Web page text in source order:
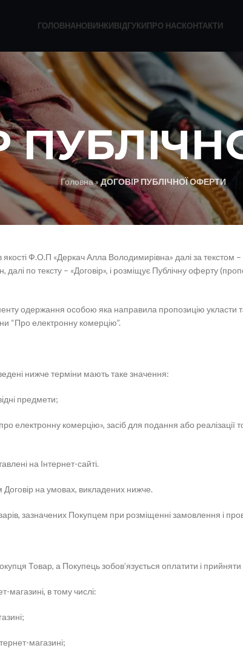
ГОЛОВНАНОВИНКИВІДГУКИПРО НАСКОНТАКТИ
Головна» ДОГОВІР ПУБЛІЧНОЇ ОФЕРТИ
Ф.О.П «Деркач Алла Володимирівна» далі за текстом –
по тексту – «Договір», і розміщує Публічну оферту
одержання особою яка направила пропозицію укласти
“Про електронну комерцію”.
нижче терміни мають таке значення:
предмети;
електронну комерцію», засіб для подання або
на Інтернет-сайті.
на умовах, викладених нижче.
зазначених Покупцем при розміщенні замовлення і
Товар, а Покупець зобов’язується оплатити і
магазині, в тому числі:
магазині;